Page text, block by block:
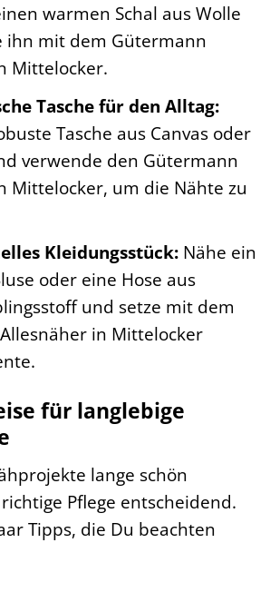
warmen Schal aus Wolle
ihn mit dem Gütermann
Mittelocker.
Tasche für den Alltag:
Tasche aus Canvas oder
verwende den Gütermann
Mittelocker, um die Nähte zu
Kleidungsstück:Nähe ein
oder eine Hose aus
und setze mit dem
in Mittelocker
für langlebige
lange schön
Pflege entscheidend.
Tipps, die Du beachten